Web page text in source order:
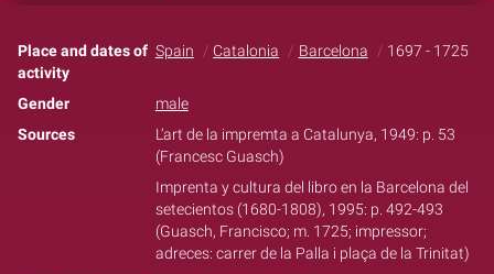
Place and dates of
activity
Spain Catalonia Barcelona 1697 - 1725
Gender
male
Sources
L’art de la impremta a Catalunya, 1949: p. 53
(Francesc Guasch)
Imprenta y cultura del libro en la Barcelona del
setecientos (1680-1808), 1995: p. 492-493
(Guasch, Francisco; m. 1725; impressor;
adreces: carrer de la Palla i plaça de la Trinitat)